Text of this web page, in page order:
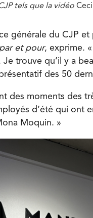
tels que la vidéo
générale du CJP
et pour, exprime.
trouve qu’il y a
des 50
des moments des
d’été qui ont
Moquin. »